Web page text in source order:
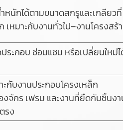
หนักได้ตามขนาดสกรูและเกลียวที่
เหมาะกับงานทั่วไป–งานโครงสร้
ระกอบ ซ่อมแซม หรือเปลี่ยนใหม่
ะกับงานประกอบโครงเหล็ก
งจักร เฟรม และงานที่ยึดกับชิ้นง
รง